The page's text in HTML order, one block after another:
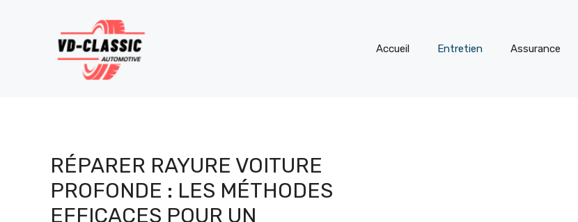
Accueil Entretien Assurance
RÉPARER RAYURE VOITURE
PROFONDE : LES MÉTHODES
EFFICACES POUR UN